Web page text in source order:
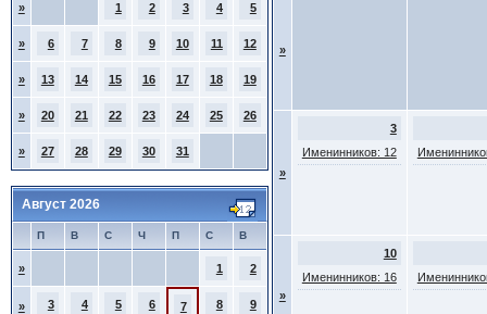
» 1 2 3 4 5
» 6 7 8 9 10 11 12
» 13 14 15 16 17 18 19
» 20 21 22 23 24 25 26
» 27 28 29 30 31
Август 2026
П В С Ч П С В
» 1 2
» 3 4 5 6 7 8 9
»
»
3
Именинников: 12
»
10
Именинников: 16